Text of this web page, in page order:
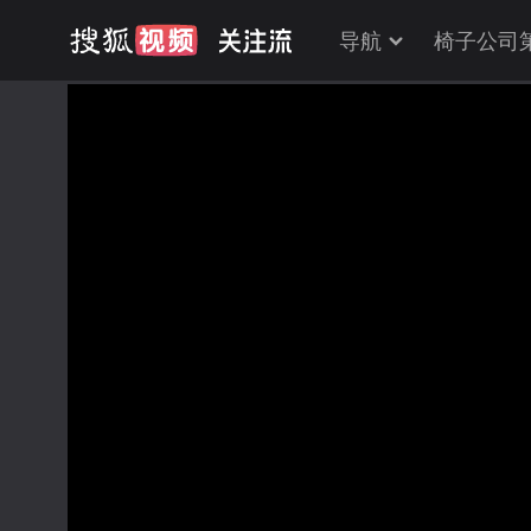
导航 椅子公司